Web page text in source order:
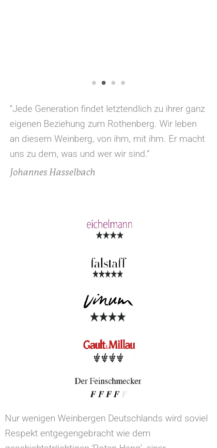
“Jede Generation findet letztendlich zu ihrer ganz
eigenen Beziehung zum Rothenberg. Wir leben
an diesem Weinberg, von ihm, mit ihm. Er macht
uns zu dem, was und wer wir sind.“
Johannes Hasselbach
Nur wenigen Weinbergen Deutschlands wird soviel
Respekt entgegengebracht wie dem